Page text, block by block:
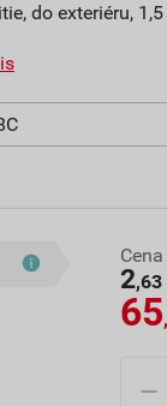
do exteriéru,
2,63
65